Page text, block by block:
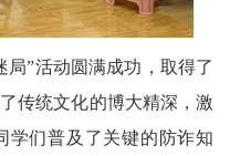
”活动圆满成功，取得了
传统文化的博大精深，激
学们普及了关键的防诈知